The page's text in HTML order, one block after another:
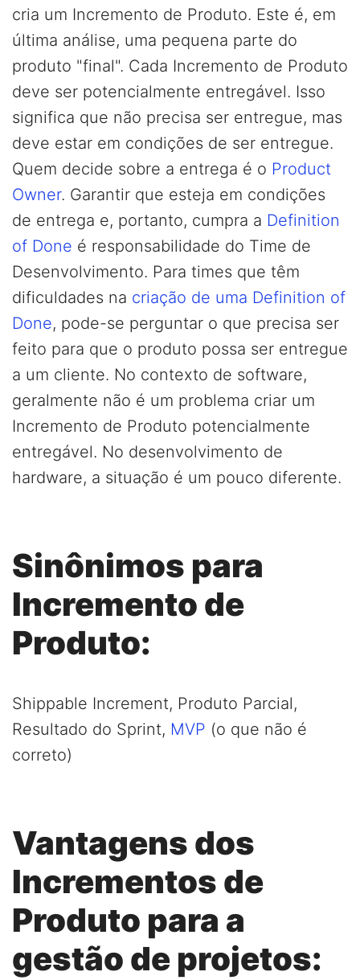
cria um Incremento de Produto. Este é, em
última análise, uma pequena parte do
produto "final". Cada Incremento de Produto
deve ser potencialmente entregável. Isso
significa que não precisa ser entregue, mas
deve estar em condições de ser entregue.
Quem decide sobre a entrega é o Product
Owner. Garantir que esteja em condições
de entrega e, portanto, cumpra a Definition
of Done é responsabilidade do Time de
Desenvolvimento. Para times que têm
dificuldades na criação de uma Definition of
Done, pode-se perguntar o que precisa ser
feito para que o produto possa ser entregue
a um cliente. No contexto de software,
geralmente não é um problema criar um
Incremento de Produto potencialmente
entregável. No desenvolvimento de
hardware, a situação é um pouco diferente.
Sinônimos para
Incremento de
Produto:
Shippable Increment, Produto Parcial,
Resultado do Sprint, MVP (o que não é
correto)
Vantagens dos
Incrementos de
Produto para a
gestão de projetos: